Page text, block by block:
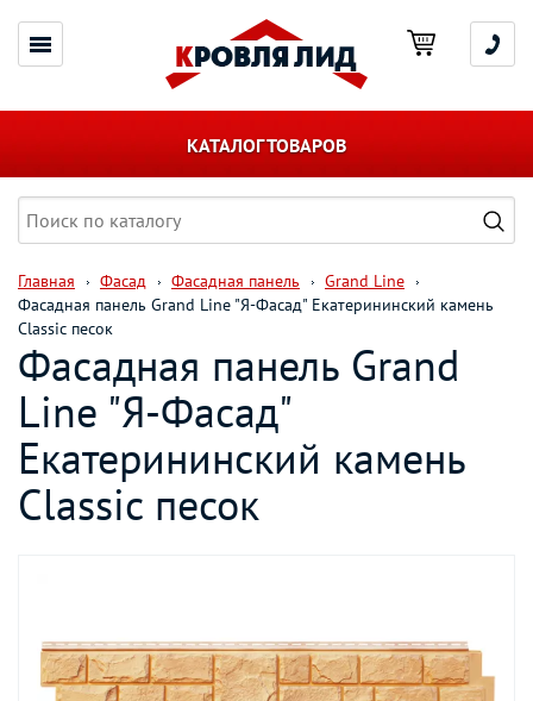
КАТАЛОГ ТОВАРОВ
Главная Фасад Фасадная панель
Grand Line
Фасадная панель Grand Line "Я-Фасад" Екатерининский камень
Classic песок
Фасадная панель Grand
Line "Я-Фасад"
Екатерининский камень
Classic песок